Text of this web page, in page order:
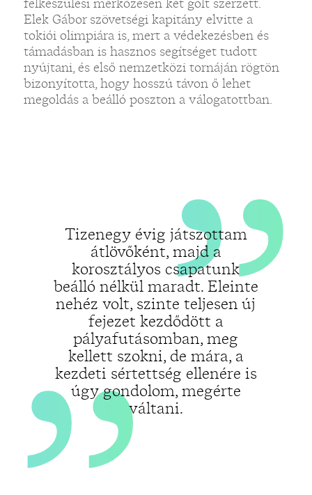
Elek Gábor szövetségi kapitány elvitte a
tokiói olimpiára is, mert a védekezésben és
támadásban is hasznos segítséget tudott
nyújtani, és első nemzetközi tornáján rögtön
bizonyította, hogy hosszú távon ő lehet
megoldás a beálló poszton a válogatottban.
Tizenegy évig játszottam
átlövőként, majd a
korosztályos csapatunk
beálló nélkül maradt. Eleinte
nehéz volt, szinte teljesen új
fejezet kezdődött a
pályafutásomban, meg
kellett szokni, de mára, a
kezdeti sértettség ellenére is
úgy gondolom, megérte
váltani.
„„